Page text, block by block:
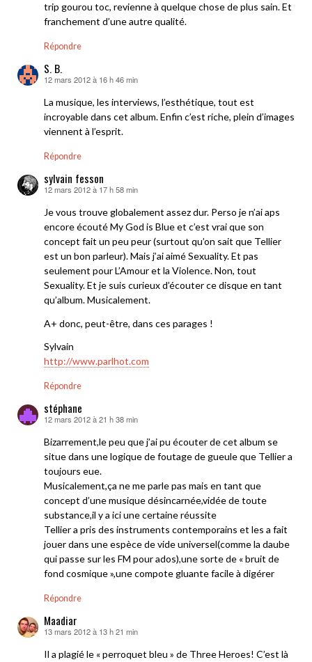
trip gourou toc, revienne à quelque chose de plus sain. Et
franchement d’une autre qualité.
Répondre
S. B.
dit :
12 mars 2012 à 16 h 46 min
La musique, les interviews, l’esthétique, tout est
incroyable dans cet album. Enfin c’est riche, plein d’images
viennent à l’esprit.
Répondre
sylvain fesson
dit :
12 mars 2012 à 17 h 58 min
Je vous trouve globalement assez dur. Perso je n’ai aps
encore écouté My God is Blue et c’est vrai que son
concept fait un peu peur (surtout qu’on sait que Tellier
est un bon parleur). Mais j’ai aimé Sexuality. Et pas
seulement pour L’Amour et la Violence. Non, tout
Sexuality. Et je suis curieux d’écouter ce disque en tant
qu’album. Musicalement.
A+ donc, peut-être, dans ces parages !
Sylvain
http://www.parlhot.com
Répondre
stéphane
dit :
12 mars 2012 à 21 h 38 min
Bizarrement,le peu que j’ai pu écouter de cet album se
situe dans une logique de foutage de gueule que Tellier a
toujours eue.
Musicalement,ça ne me parle pas mais en tant que
concept d’une musique désincarnée,vidée de toute
substance,il y a ici une certaine réussite
Tellier a pris des instruments contemporains et les a fait
jouer dans une espèce de vide universel(comme la daube
qui passe sur les FM pour ados),une sorte de « bruit de
fond cosmique »,une compote gluante facile à digérer
Répondre
Maadiar
dit :
13 mars 2012 à 13 h 21 min
Il a plagié le « perroquet bleu » de Three Heroes! C’est là